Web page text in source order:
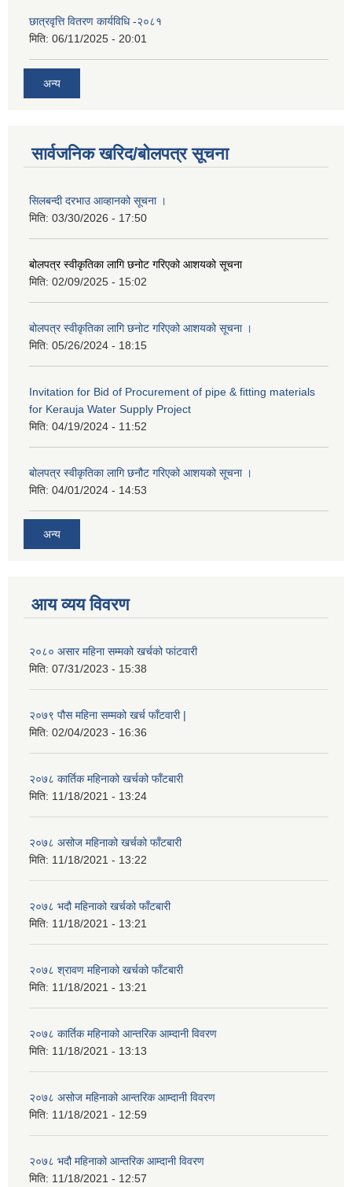
छात्रवृत्ति वितरण कार्यविधि -२०८१
मिति: 06/11/2025 - 20:01
अन्य
सार्वजनिक खरिद/बोलपत्र सूचना
सिलबन्दी दरभाउ आव्हानको सूचना ।
मिति: 03/30/2026 - 17:50
बोलपत्र स्वीकृतिका लागि छनोट गरिएको आशयको सूचना
मिति: 02/09/2025 - 15:02
बोलपत्र स्वीकृतिका लागि छनोट गरिएको आशयको सूचना ।
मिति: 05/26/2024 - 18:15
Invitation for Bid of Procurement of pipe & fitting materials
for Kerauja Water Supply Project
मिति: 04/19/2024 - 11:52
बोलपत्र स्वीकृतिका लागि छनौट गरिएको आशयको सूचना ।
मिति: 04/01/2024 - 14:53
अन्य
आय व्यय विवरण
२०८० असार महिना सम्मको खर्चको फांटवारी
मिति: 07/31/2023 - 15:38
२०७९ पौस महिना सम्मको खर्च फाँटवारी |
मिति: 02/04/2023 - 16:36
२०७८ कार्तिक महिनाको खर्चको फाँटबारी
मिति: 11/18/2021 - 13:24
२०७८ असोज महिनाको खर्चको फाँटबारी
मिति: 11/18/2021 - 13:22
२०७८ भदौ महिनाको खर्चको फाँटबारी
मिति: 11/18/2021 - 13:21
२०७८ श्रावण महिनाको खर्चको फाँटबारी
मिति: 11/18/2021 - 13:21
२०७८ कार्तिक महिनाको आन्तरिक आम्दानी विवरण
मिति: 11/18/2021 - 13:13
२०७८ असोज महिनाको आन्तरिक आम्दानी विवरण
मिति: 11/18/2021 - 12:59
२०७८ भदौ महिनाको आन्तरिक आम्दानी विवरण
मिति: 11/18/2021 - 12:57